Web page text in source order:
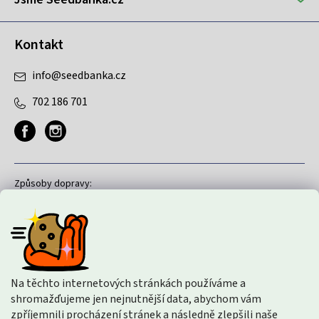
Na těchto internetových stránkách používáme a
shromažďujeme jen nejnutnější data, abychom vám
zpříjemnili procházení stránek a následně zlepšili naše
Kontakt
info@seedbanka.cz
702 186 701
Způsoby dopravy:
Způsoby platby: